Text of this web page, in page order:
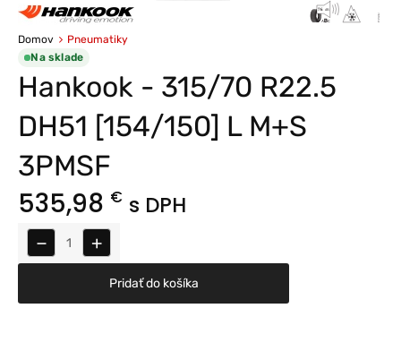
Domov
Pneumatiky
Na sklade
Hankook - 315/70 R22.5
DH51 [154/150] L M+S
3PMSF
535,98 € s DPH
− +
Pridať do košíka